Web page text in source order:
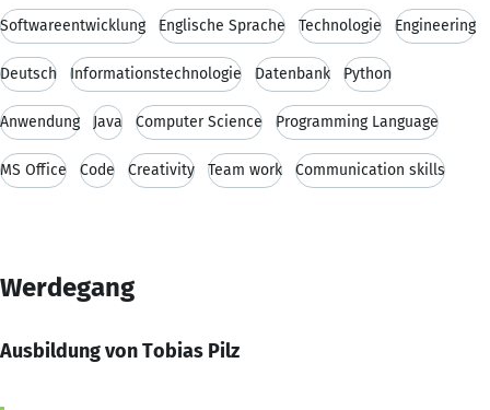
Softwareentwicklung Englische Sprache Technologie Engineering
Deutsch Informationstechnologie Datenbank Python
Anwendung Java Computer Science Programming Language
MS Office Code Creativity Team work Communication skills
Werdegang
Ausbildung von Tobias Pilz